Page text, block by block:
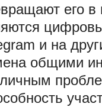
его в
и на
общими